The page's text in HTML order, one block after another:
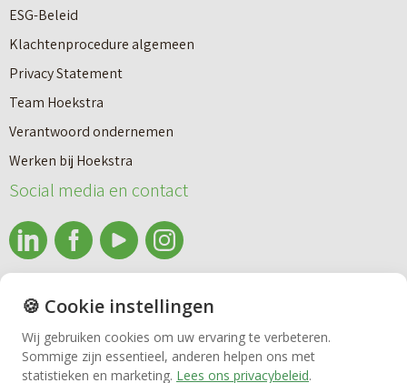
Nieuwbouw
Huren
Bedrijfsmakelaardij
Vastgoedbeheer
ESG-Beleid
Klachtenprocedure algemeen
Privacy Statement
Team Hoekstra
Verantwoord ondernemen
Werken bij Hoekstra
Social media en contact
info@makelaardijhoekstra.nl
Alle contactgegevens
Bekijk de laatste nieuwsbrief van Makelaardij Hoekstra
🍪 Cookie instellingen
Wij gebruiken cookies om uw ervaring te verbeteren.
Sommige zijn essentieel, anderen helpen ons met
statistieken en marketing. Lees ons privacybeleid.